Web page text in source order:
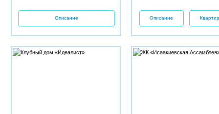
Описание Описание